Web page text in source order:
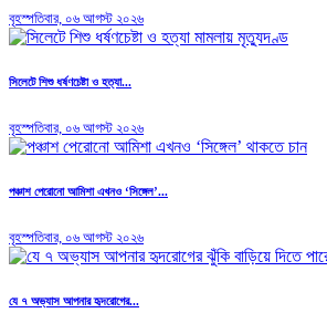
বৃহস্পতিবার, ০৬ আগস্ট ২০২৬
সিলেটে শিশু ধর্ষণচেষ্টা ও হত্যা...
বৃহস্পতিবার, ০৬ আগস্ট ২০২৬
পঞ্চাশ পেরোনো আমিশা এখনও ‘সিঙ্গেল’...
বৃহস্পতিবার, ০৬ আগস্ট ২০২৬
যে ৭ অভ্যাস আপনার হৃদরোগের...